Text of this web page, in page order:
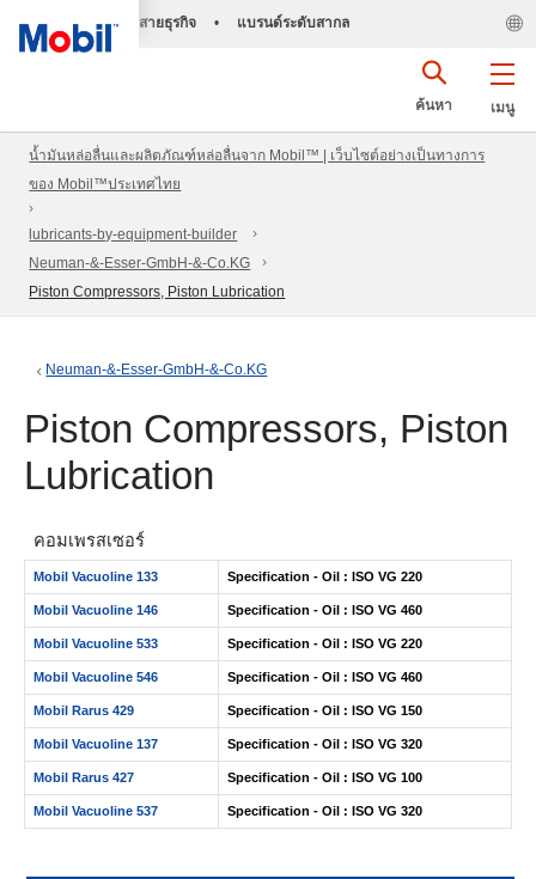
สายธุรกิจ • แบรนด์ระดับสากล
เมนู
ค้นหา
น้ำมันหล่อลื่นและผลิตภัณฑ์หล่อลื่นจาก Mobil™ | เว็บไซต์อย่างเป็นทางการ
ของ Mobil™ประเทศไทย
lubricants-by-equipment-builder
Neuman-&-Esser-GmbH-&-Co.KG
Piston Compressors, Piston Lubrication
Neuman-&-Esser-GmbH-&-Co.KG
Piston Compressors, Piston
Lubrication
คอมเพรสเซอร์
Mobil Vacuoline 133 Specification - Oil : ISO VG 220
Mobil Vacuoline 146 Specification - Oil : ISO VG 460
Mobil Vacuoline 533 Specification - Oil : ISO VG 220
Mobil Vacuoline 546 Specification - Oil : ISO VG 460
Mobil Rarus 429 Specification - Oil : ISO VG 150
Mobil Vacuoline 137 Specification - Oil : ISO VG 320
Mobil Rarus 427 Specification - Oil : ISO VG 100
Mobil Vacuoline 537 Specification - Oil : ISO VG 320